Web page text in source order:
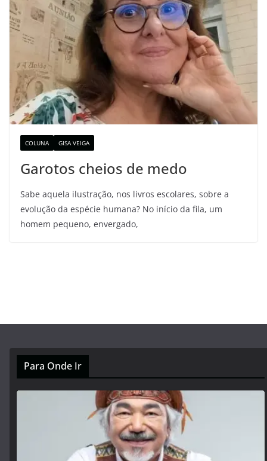
COLUNA GISA VEIGA
Garotos cheios de medo
Sabe aquela ilustração, nos livros escolares, sobre a
evolução da espécie humana? No início da fila, um
homem pequeno, envergado,
Para Onde Ir